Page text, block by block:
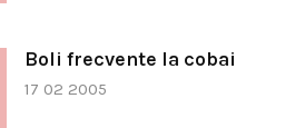
Boli frecvente la cobai
17 02 2005